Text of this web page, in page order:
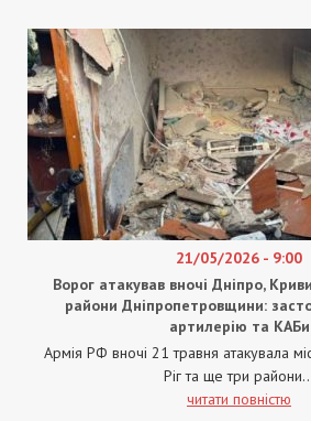
21/05/2026 - 9:00
Ворог атакував вночі Дніпро,
райони Дніпропетровщини:
артилерію та КАБи
Армія РФ вночі 21 травня атакувала
Ріг та ще три
читати повністю